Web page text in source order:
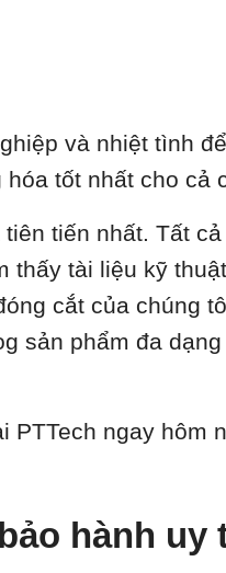
và nhiệt tình
tốt nhất cho cả
tiến nhất. Tất
tài liệu kỹ
cắt của chúng
sản phẩm đa
PTTech ngay hôm
hành